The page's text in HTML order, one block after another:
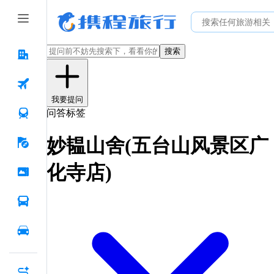
搜索
我要提问
问答标签
妙韫山舍(五台山风景区广
化寺店)